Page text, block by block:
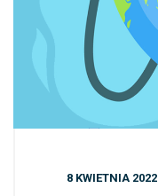
8 KWIETNIA 2022